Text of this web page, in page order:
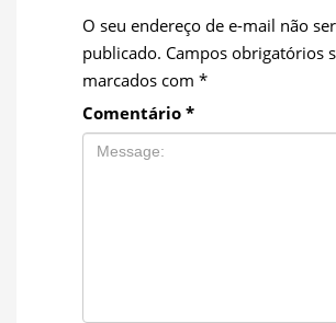
O seu endereço de e-mail não
publicado. Campos obrigatórios
marcados com *
Comentário *